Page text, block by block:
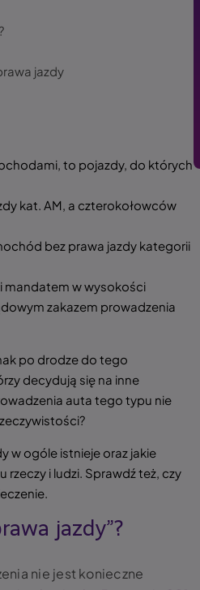
jazdy
to pojazdy, do których
kat. AM, a czterokołowców
bez prawa jazdy kategorii
mandatem w wysokości
zakazem prowadzenia
po drodze do tego
decydują się na inne
auta tego typu nie
w ogóle istnieje oraz jakie
i ludzi. Sprawdź też, czy
jazdy”?
nie jest konieczne